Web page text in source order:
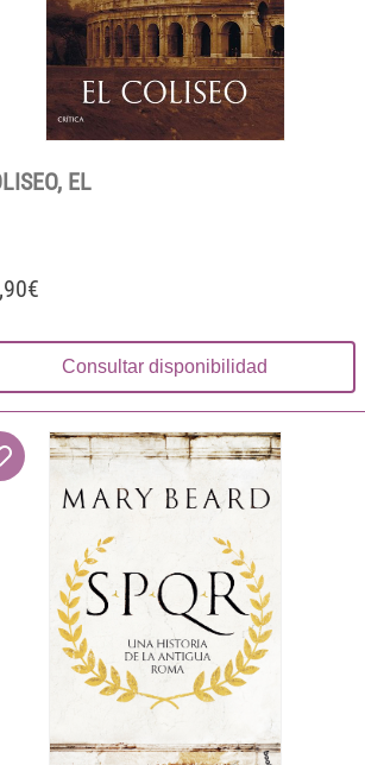
EL
Consultar disponibilidad